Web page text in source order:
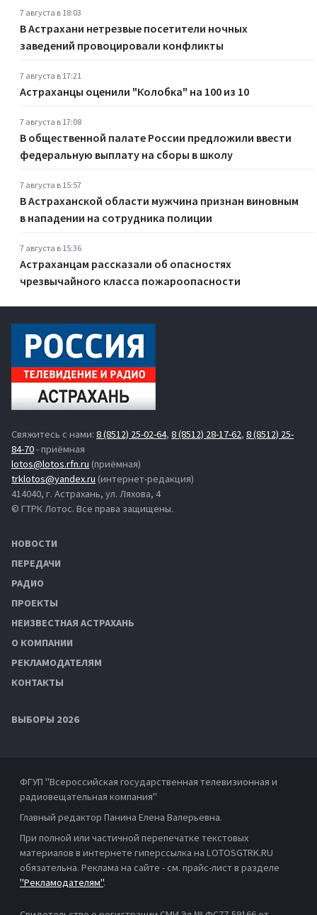
7 августа в 18:03
В Астрахани нетрезвые посетители ночных
заведений провоцировали конфликты
7 августа в 17:21
Астраханцы оценили "Колобка" на 100 из 10
7 августа в 17:08
В общественной палате России предложили ввести
федеральную выплату на сборы в школу
7 августа в 15:57
В Астраханской области мужчина признан виновным
в нападении на сотрудника полиции
7 августа в 15:36
Астраханцам рассказали об опасностях
чрезвычайного класса пожароопасности
Свяжитесь с нами: 8 (8512) 25-02-64, 8 (8512) 28-17-62, 8 (8512) 25-
84-70- приёмная
lotos@lotos.rfn.ru (приёмная)
trklotos@yandex.ru (интернет-редакция)
414040, г. Астрахань, ул. Ляхова, 4
© ГТРК Лотос. Все права защищены.
НОВОСТИ
ПЕРЕДАЧИ
РАДИО
ПРОЕКТЫ
НЕИЗВЕСТНАЯ АСТРАХАНЬ
О КОМПАНИИ
РЕКЛАМОДАТЕЛЯМ
КОНТАКТЫ
ВЫБОРЫ 2026
ФГУП "Всероссийская государственная телевизионная и
радиовещательная компания"
Главный редактор Панина Елена Валерьевна.
При полной или частичной перепечатке текстовых
материалов в интернете гиперссылка на LOTOSGTRK.RU
обязательна. Реклама на сайте - см. прайс-лист в разделе
"Рекламодателям".